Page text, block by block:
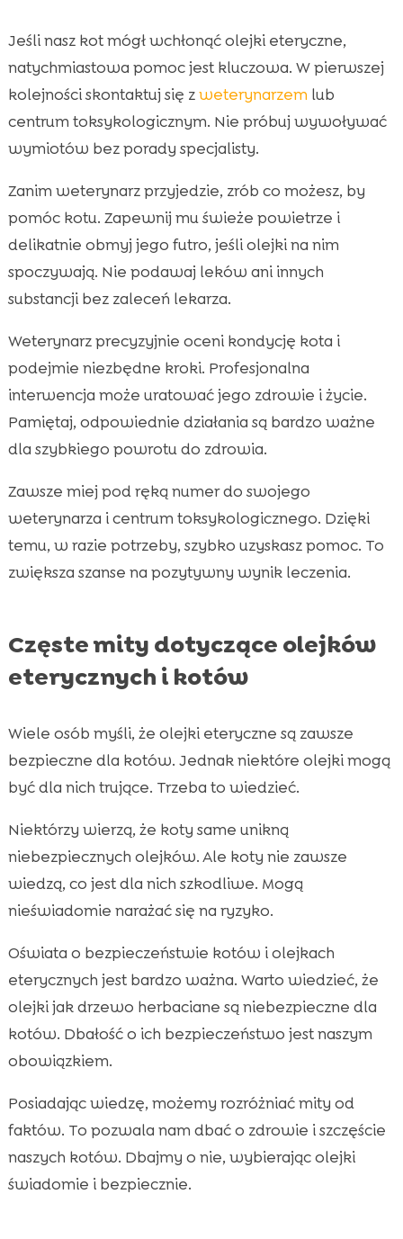
Jeśli nasz kot mógł wchłonąć olejki eteryczne,
natychmiastowa pomoc jest kluczowa. W pierwszej
kolejności skontaktuj się zweterynarzem lub
centrum toksykologicznym. Nie próbuj wywoływać
wymiotów bez porady specjalisty.
Zanim weterynarz przyjedzie, zrób co możesz, by
pomóc kotu. Zapewnij mu świeże powietrze i
delikatnie obmyj jego futro, jeśli olejki na nim
spoczywają. Nie podawaj leków ani innych
substancji bez zaleceń lekarza.
Weterynarz precyzyjnie oceni kondycję kota i
podejmie niezbędne kroki. Profesjonalna
interwencja może uratować jego zdrowie i życie.
Pamiętaj, odpowiednie działania są bardzo ważne
dla szybkiego powrotu do zdrowia.
Zawsze miej pod ręką numer do swojego
weterynarza i centrum toksykologicznego. Dzięki
temu, w razie potrzeby, szybko uzyskasz pomoc. To
zwiększa szanse na pozytywny wynik leczenia.
Częste mity dotyczące olejków
eterycznych i kotów
Wiele osób myśli, że olejki eteryczne są zawsze
bezpieczne dla kotów. Jednak niektóre olejki mogą
być dla nich trujące. Trzeba to wiedzieć.
Niektórzy wierzą, że koty same unikną
niebezpiecznych olejków. Ale koty nie zawsze
wiedzą, co jest dla nich szkodliwe. Mogą
nieświadomie narażać się na ryzyko.
Oświata o bezpieczeństwie kotów i olejkach
eterycznych jest bardzo ważna. Warto wiedzieć, że
olejki jak drzewo herbaciane są niebezpieczne dla
kotów. Dbałość o ich bezpieczeństwo jest naszym
obowiązkiem.
Posiadając wiedzę, możemy rozróżniać mity od
faktów. To pozwala nam dbać o zdrowie i szczęście
naszych kotów. Dbajmy o nie, wybierając olejki
świadomie i bezpiecznie.